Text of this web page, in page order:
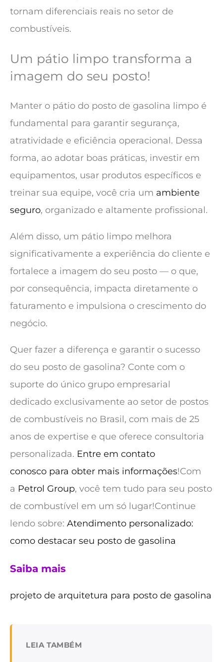
tornam diferenciais reais no setor de
combustíveis.
Um pátio limpo transforma a
imagem do seu posto!
Manter o pátio do posto de gasolina limpo é
fundamental para garantir segurança,
atratividade e eficiência operacional. Dessa
forma, ao adotar boas práticas, investir em
equipamentos, usar produtos específicos e
treinar sua equipe, você cria um ambiente
seguro, organizado e altamente profissional.
Além disso, um pátio limpo melhora
significativamente a experiência do cliente e
fortalece a imagem do seu posto — o que,
por consequência, impacta diretamente o
faturamento e impulsiona o crescimento do
negócio.
Quer fazer a diferença e garantir o sucesso
do seu posto de gasolina? Conte com o
suporte do único grupo empresarial
dedicado exclusivamente ao setor de postos
de combustíveis no Brasil, com mais de 25
anos de expertise e que oferece consultoria
personalizada. Entre em contato
conosco para obter mais informações!Com
a Petrol Group, você tem tudo para seu posto
de combustível em um só lugar!Continue
lendo sobre: Atendimento personalizado:
como destacar seu posto de gasolina
Saiba mais
projeto de arquitetura para posto de gasolina
LEIA TAMBÉM